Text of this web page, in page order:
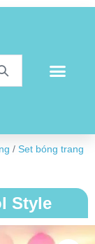
/ Set bóng trang
Style